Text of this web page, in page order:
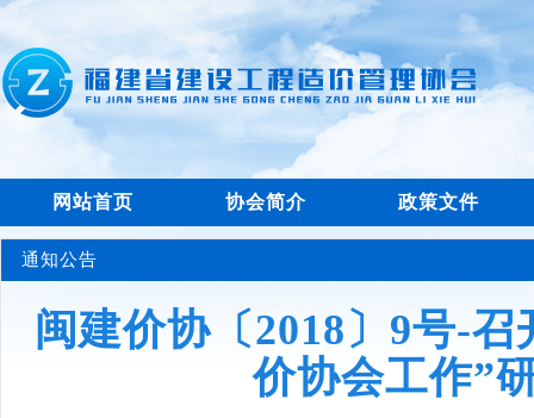
网站首页 协会简介 政策文件
通知公告
闽建价协〔2018〕9号-
价协会工作”